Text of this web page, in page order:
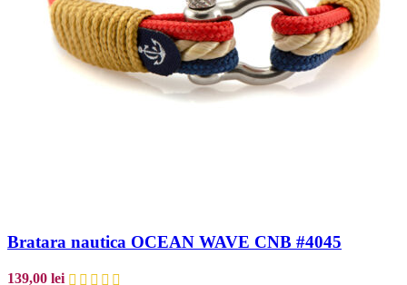
Bratara nautica OCEAN WAVE CNB #4045
139,00 lei